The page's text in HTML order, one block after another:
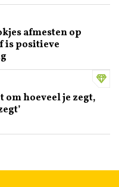
afmesten op
is positieve
om hoeveel je zegt,